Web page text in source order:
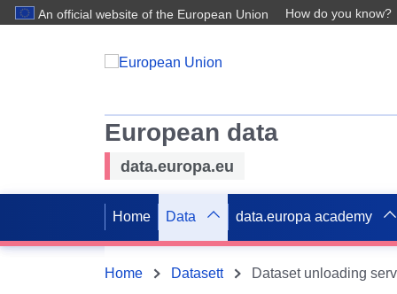
An official website of the European Union How do you know?
European data
data.europa.eu
Home Data data.europa academy
Home Datasett Dataset unloading